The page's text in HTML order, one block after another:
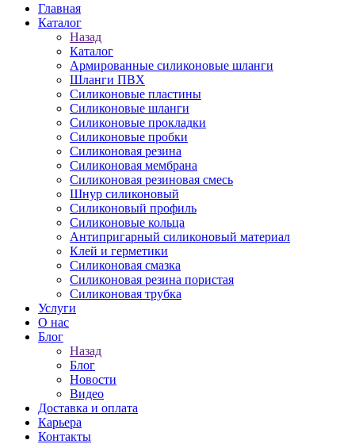
Главная
Каталог
Назад
Каталог
Армированные силиконовые шланги
Шланги ПВХ
Силиконовые пластины
Силиконовые шланги
Силиконовые прокладки
Силиконовые пробки
Силиконовая резина
Силиконовая мембрана
Силиконовая резиновая смесь
Шнур силиконовый
Силиконовый профиль
Силиконовые кольца
Антипригарный силиконовый материал
Клей и герметики
Силиконовая смазка
Силиконовая резина пористая
Силиконовая трубка
Услуги
О нас
Блог
Назад
Блог
Новости
Видео
Доставка и оплата
Карьера
Контакты